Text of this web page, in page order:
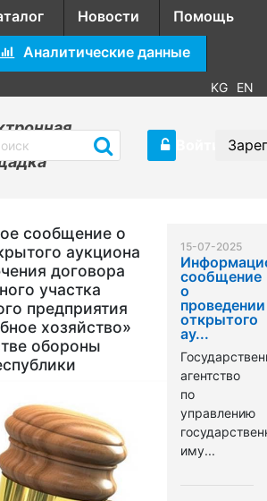
Новости
Помощь
Аналитические данные
KG EN
сообщение о
аукциона
договора
участка
предприятия
хозяйство»
обороны
15-07-2025
сообщение
о
проведении
открытого
ау...
агентство
по
управлению
иму...